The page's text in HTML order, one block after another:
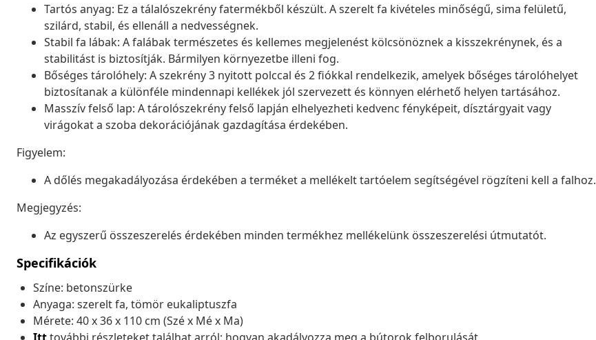
Tartós anyag: Ez a tálalószekrény fatermékből készült. A szerelt fa kivételes minőségű, sima felületű,
szilárd, stabil, és ellenáll a nedvességnek.
Stabil fa lábak: A falábak természetes és kellemes megjelenést kölcsönöznek a kisszekrénynek, és a
stabilitást is biztosítják. Bármilyen környezetbe illeni fog.
Bőséges tárolóhely: A szekrény 3 nyitott polccal és 2 fiókkal rendelkezik, amelyek bőséges tárolóhelyet
biztosítanak a különféle mindennapi kellékek jól szervezett és könnyen elérhető helyen tartásához.
Masszív felső lap: A tárolószekrény felső lapján elhelyezheti kedvenc fényképeit, dísztárgyait vagy
virágokat a szoba dekorációjának gazdagítása érdekében.
Figyelem:
A dőlés megakadályozása érdekében a terméket a mellékelt tartóelem segítségével rögzíteni kell a falhoz.
Megjegyzés:
Az egyszerű összeszerelés érdekében minden termékhez mellékelünk összeszerelési útmutatót.
Specifikációk
Színe: betonszürke
Anyaga: szerelt fa, tömör eukaliptuszfa
Mérete: 40 x 36 x 110 cm (Szé x Mé x Ma)